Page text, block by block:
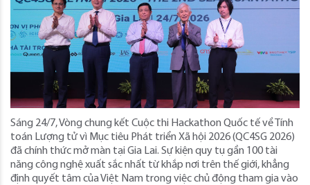
Sáng 24/7, Vòng chung kết Cuộc thi Hackathon Quốc tế về Tính
toán Lượng tử vì Mục tiêu Phát triển Xã hội 2026 (QC4SG 2026)
đã chính thức mở màn tại Gia Lai. Sự kiện quy tụ gần 100 tài
năng công nghệ xuất sắc nhất từ khắp nơi trên thế giới, khẳng
định quyết tâm của Việt Nam trong việc chủ động tham gia vào